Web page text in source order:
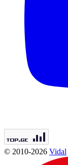
© 2010-2026 Vidal